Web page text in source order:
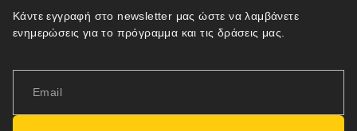
Κάντε εγγραφή στο newsletter μας ώστε να λαμβάνετε
ενημερώσεις για το πρόγραμμα και τις δράσεις μας.